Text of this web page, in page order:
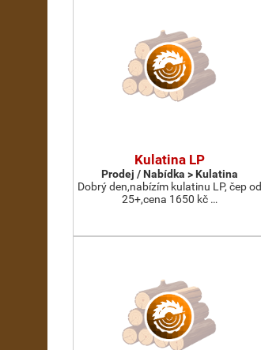
Kulatina LP
Prodej / Nabídka > Kulatina
Dobrý den,nabízím kulatinu LP, čep od
25+,cena 1650 kč …